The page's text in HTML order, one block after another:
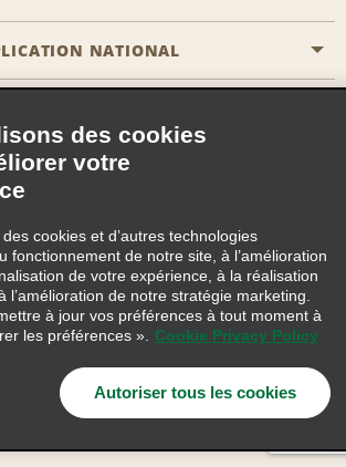
les professionnels
par email
NATIONAL
cookies
Inc. Tous droits réservés
des cookies
votre
cookies et d’autres technologies
fonctionnement de notre site, à l’amélioration
de votre expérience, à la réalisation
l’amélioration de notre stratégie marketing.
à jour vos préférences à tout moment à
les préférences ».
Cookie Privacy Policy
Autoriser tous les cookies